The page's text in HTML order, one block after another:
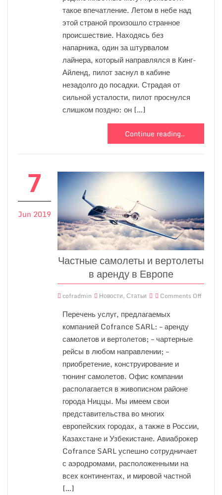
такое впечатление. Летом в небе над
этой страной произошло странное
происшествие. Находясь без
напарника, один за штурвалом
лайнера, который направлялся в Кинг-
Айленд, пилот заснул в кабине
незадолго до посадки. Страдая от
сильной усталости, пилот проснулся
слишком поздно: он […]
Continue reading..
7
Jun 2019
Частные самолеты и вертолеты
в аренду в Европе
cofradmin Новости, Статьи Comments Off
Перечень услуг, предлагаемых
компанией Cofrance SARL: – аренду
самолетов и вертолетов; – чартерные
рейсы в любом направлении; –
приобретение, конструирование и
тюнинг самолетов. Офис компании
располагается в живописном районе
города Ниццы. Мы имеем свои
представительства во многих
европейских городах, а также в России,
Казахстане и Узбекистане. Авиаброкер
Cofrance SARL успешно сотрудничает
с аэродромами, расположенными на
всех континентах, и мировой частной
[…]